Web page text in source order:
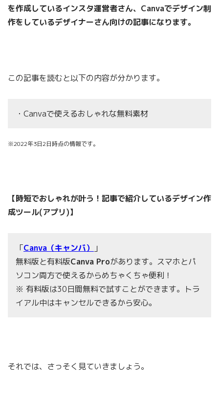
を作成しているインスタ運営者さん、Canvaでデザイン制
作をしているデザイナーさん向けの記事になります。
この記事を読むと以下の内容が分かります。
・Canvaで使えるおしゃれな無料素材
※2022年3日2日時点の情報です。
【時短でおしゃれが叶う！記事で紹介しているデザイン作
成ツール(アプリ)】
「Canva（キャンバ）
」
無料版と有料版Canva Proがあります。スマホとパ
ソコン両方で使えるからめちゃくちゃ便利！
※ 有料版は30日間無料で試すことができます。トラ
イアル中はキャンセルできるから安心。
それでは、さっそく見ていきましょう。